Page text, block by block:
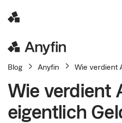
Blog Anyfin Wie verdient
Wie verdient
eigentlich